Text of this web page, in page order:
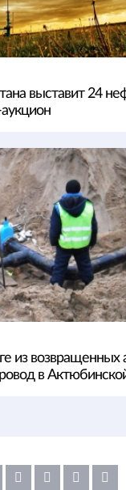
выставит 24
из возвращенных
в